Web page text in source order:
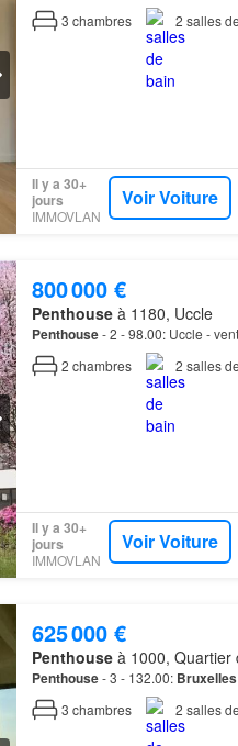
3 chambres 2 salles
Il y a 30+
jours
IMMOVLAN
Voir Voiture
800 000 €
Penthouseà 1180, Uccle
Penthouse- 2 - 98.00: Uccle -
2 chambres 2 salles
Il y a 30+
jours
IMMOVLAN
Voir Voiture
625 000 €
Penthouseà 1000, Quartier
Penthouse- 3 - 132.00: Bruxelles
3 chambres 2 salles